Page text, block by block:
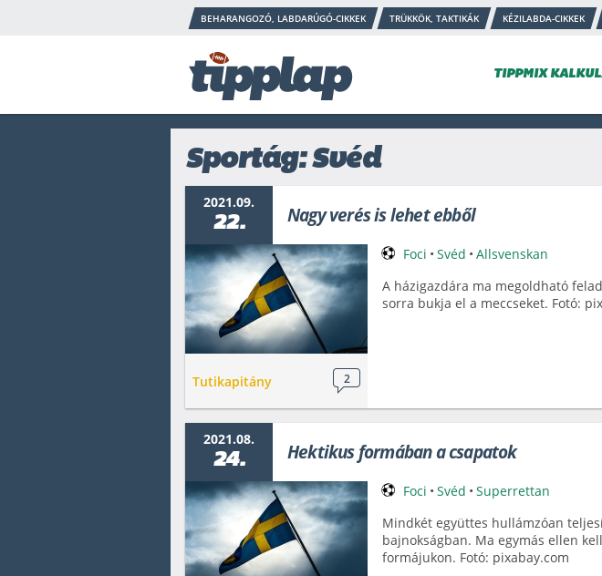
BEHARANGOZÓ, LABDARÚGÓ-CIKKEK TRÜKKÖK, TAKTIKÁK KÉZILABDA-CIKKEK
TIPPMIX
Sportág: Svéd
2021.09.
22. Nagy verés is lehet ebből
Tutikapitány 2
Foci • Svéd • Allsvenskan
A házigazdára ma megoldható
sorra bukja el a meccseket. Fotó:
2021.08.
24. Hektikus formában a csapatok
Foci • Svéd • Superrettan
Mindkét együttes hullámzóan
bajnokságban. Ma egymás ellen
formájukon. Fotó: pixabay.com